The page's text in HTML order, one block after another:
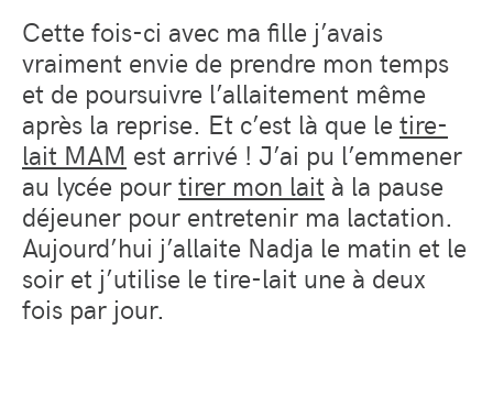
Cette fois-ci avec ma fille j’avais
vraiment envie de prendre mon temps
et de poursuivre l’allaitement même
après la reprise. Et c’est là que le tire-
lait MAM est arrivé ! J’ai pu l’emmener
au lycée pourtirer mon lait à la pause
déjeuner pour entretenir ma lactation.
Aujourd’hui j’allaite Nadja le matin et le
soir et j’utilise le tire-lait une à deux
fois par jour.